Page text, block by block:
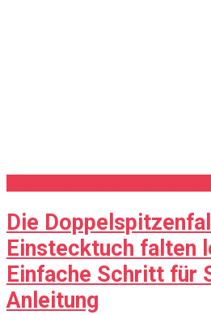
Die
Einstecktuch falten
Einfache Schritt für
Anleitung